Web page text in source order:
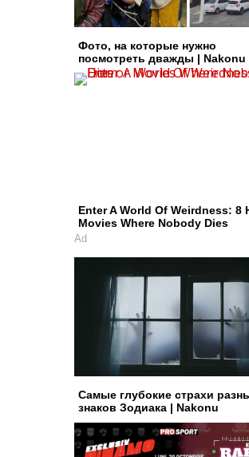
Фото, на которые нужно
посмотреть дважды | Nakonu
Enter A World Of Weirdness: 8
Movies Where Nobody Dies
Ad
Самые глубокие страхи
знаков Зодиака | Nakonu